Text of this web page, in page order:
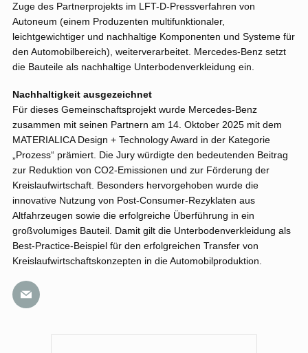
Zuge des Partnerprojekts im LFT-D-Pressverfahren von
Autoneum (einem Produzenten multifunktionaler,
leichtgewichtiger und nachhaltige Komponenten und Systeme für
den Automobilbereich), weiterverarbeitet. Mercedes-Benz setzt
die Bauteile als nachhaltige Unterbodenverkleidung ein.
Nachhaltigkeit ausgezeichnet
Für dieses Gemeinschaftsprojekt wurde Mercedes-Benz
zusammen mit seinen Partnern am 14. Oktober 2025 mit dem
MATERIALICA Design + Technology Award in der Kategorie
„Prozess“ prämiert. Die Jury würdigte den bedeutenden Beitrag
zur Reduktion von CO2-Emissionen und zur Förderung der
Kreislaufwirtschaft. Besonders hervorgehoben wurde die
innovative Nutzung von Post-Consumer-Rezyklaten aus
Altfahrzeugen sowie die erfolgreiche Überführung in ein
großvolumiges Bauteil. Damit gilt die Unterbodenverkleidung als
Best-Practice-Beispiel für den erfolgreichen Transfer von
Kreislaufwirtschaftskonzepten in die Automobilproduktion.